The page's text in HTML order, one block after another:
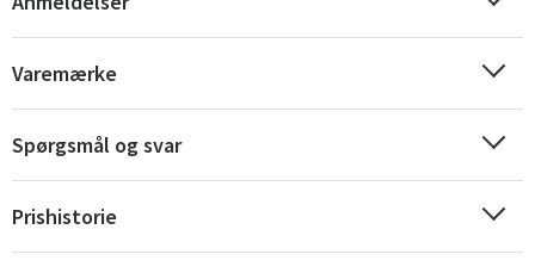
Varemærke
Spørgsmål og svar
Prishistorie